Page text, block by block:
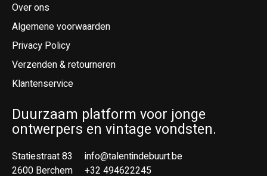
Over ons
Algemene voorwaarden
Privacy Policy
Verzenden & retourneren
Klantenservice
Duurzaam platform voor jonge
ontwerpers en vintage vondsten.
Statiestraat 83
2600 Berchem
info@talentindebuurt.be
+32 494622245